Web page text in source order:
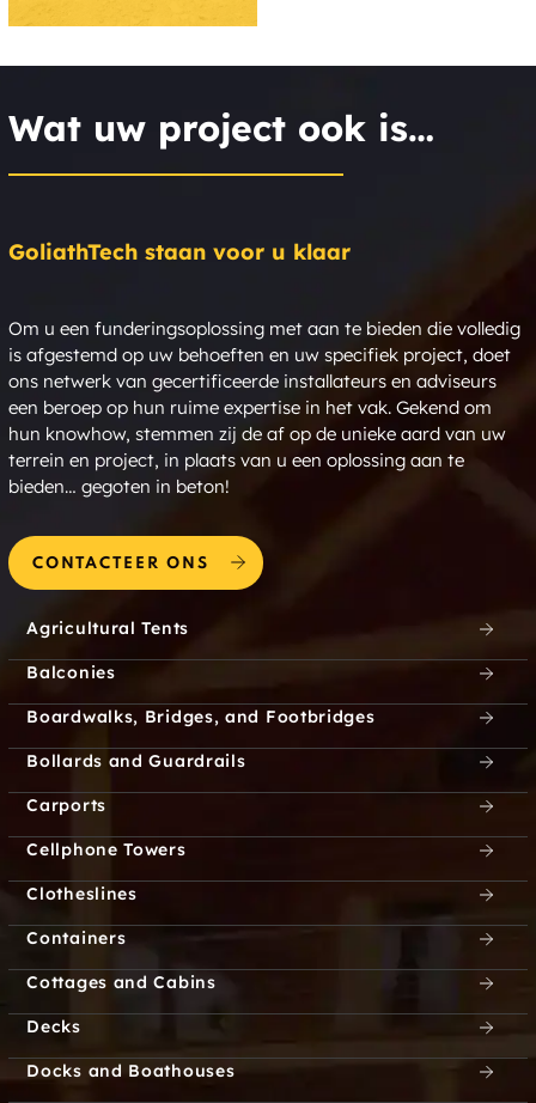
Wat uw project ook is…
GoliathTech staan voor u klaar
Om u een funderingsoplossing met aan te bieden die volledig
is afgestemd op uw behoeften en uw specifiek project, doet
ons netwerk van gecertificeerde installateurs en adviseurs
een beroep op hun ruime expertise in het vak. Gekend om
hun knowhow, stemmen zij de af op de unieke aard van uw
terrein en project, in plaats van u een oplossing aan te
bieden… gegoten in beton!
CONTACTEER ONS
Agricultural Tents
Balconies
Boardwalks, Bridges, and Footbridges
Bollards and Guardrails
Carports
Cellphone Towers
Clotheslines
Containers
Cottages and Cabins
Decks
Docks and Boathouses